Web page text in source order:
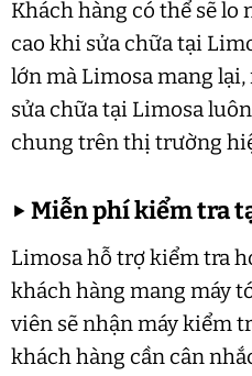
Khách hàng có thể sẽ lo
cao khi sửa chữa tại
lớn mà Limosa mang
sửa chữa tại Limosa
chung trên thị trường
▶Miễn phí kiểm tra
Limosa hỗ trợ kiểm tra
khách hàng mang máy
viên sẽ nhận máy kiểm
khách hàng cần cân